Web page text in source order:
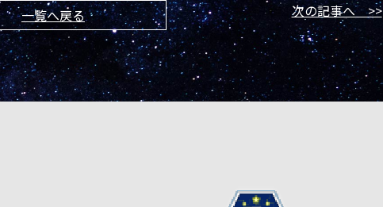
一覧へ戻る 次の記事へ >>